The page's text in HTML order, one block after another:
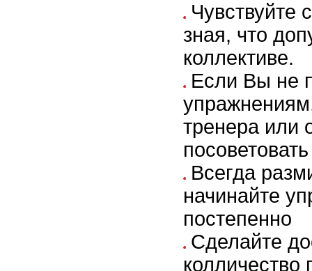
Чувствуйте
зная, что
коллективе.
Если Вы не
тренера или
Всегда
начинайте
постепенно
Сделайте
колличество